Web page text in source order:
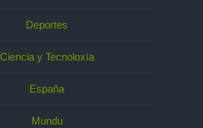
Deportes
Ciencia y Tecnoloxía
España
Mundu